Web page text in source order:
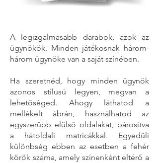
A legizgalmasabb darabok, azok az
ügynökök. Minden játékosnak három-
három ügynöke van a saját színében.
Ha szeretnéd, hogy minden ügynök
azonos stílusú legyen, megvan a
lehetőséged. Ahogy láthatod a
mellékelt ábrán, használhatod az
egyszerűbb elülső oldalakat, párosítva
a hátoldali matricákkal. Egyedüli
különbség ebben az esetben a fehér
körök száma, amely színenként eltérő a